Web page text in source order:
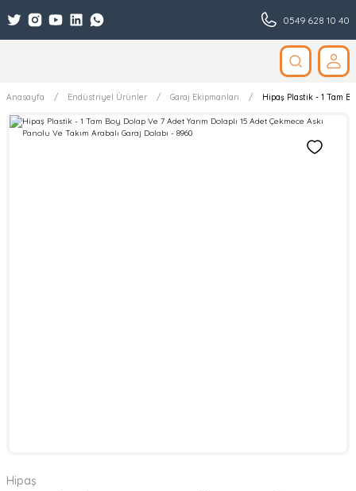
0549 628 10 40
Anasayfa Endüstriyel Ürünler Garaj Ekipmanları Hipaş Plastik - 1 Tam
Hipaş